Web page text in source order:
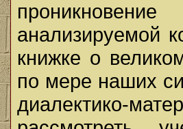
анализируемой
книжке о
по мере наших
диалектико-